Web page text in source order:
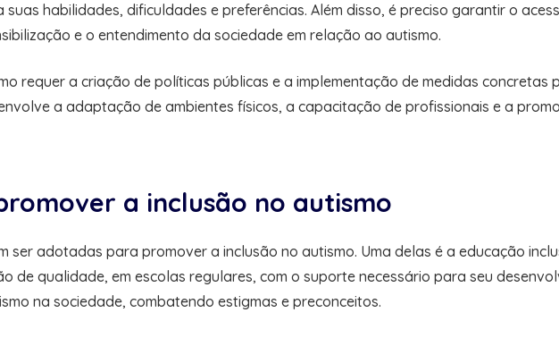
habilidades, dificuldades e preferências. Além disso, é preciso garantir o
e o entendimento da sociedade em relação ao autismo.
requer a criação de políticas públicas e a implementação de medidas
a adaptação de ambientes físicos, a capacitação de profissionais e a
a inclusão no autismo
ser adotadas para promover a inclusão no autismo. Uma delas é a educação
de qualidade, em escolas regulares, com o suporte necessário para seu
na sociedade, combatendo estigmas e preconceitos.